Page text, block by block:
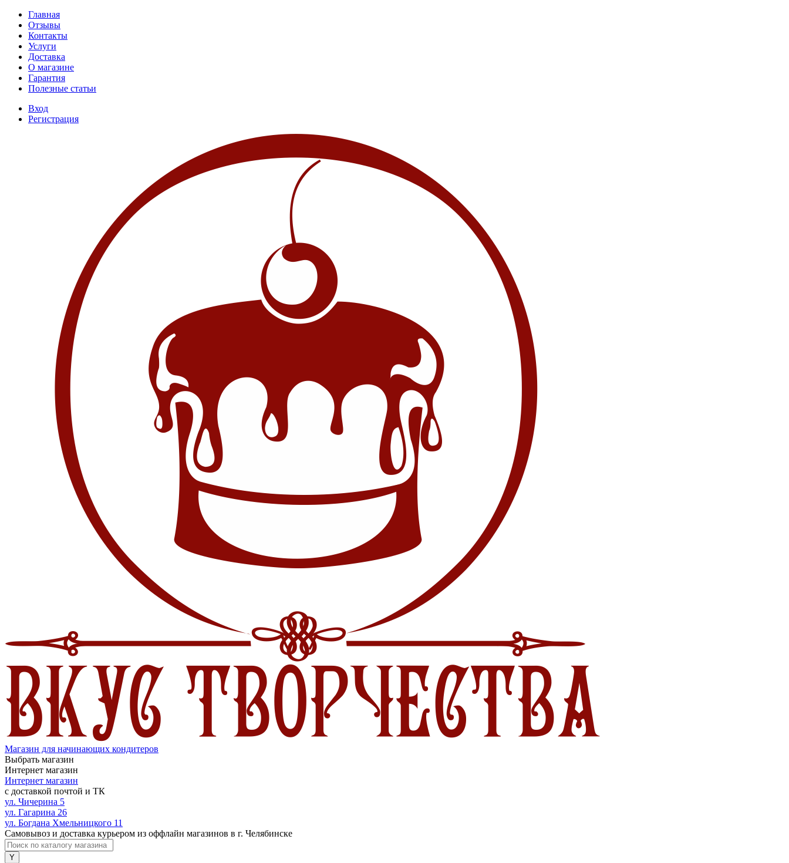
Главная
Отзывы
Контакты
Услуги
Доставка
О магазине
Гарантия
Полезные статьи
Вход
Регистрация
Магазин для начинающих кондитеров
Выбрать магазин
Интернет магазин
Интернет магазин
с доставкой почтой и ТК
ул. Чичерина 5
ул. Гагарина 26
ул. Богдана Хмельницкого 11
Самовывоз и доставка курьером из оффлайн магазинов в г. Челябинске